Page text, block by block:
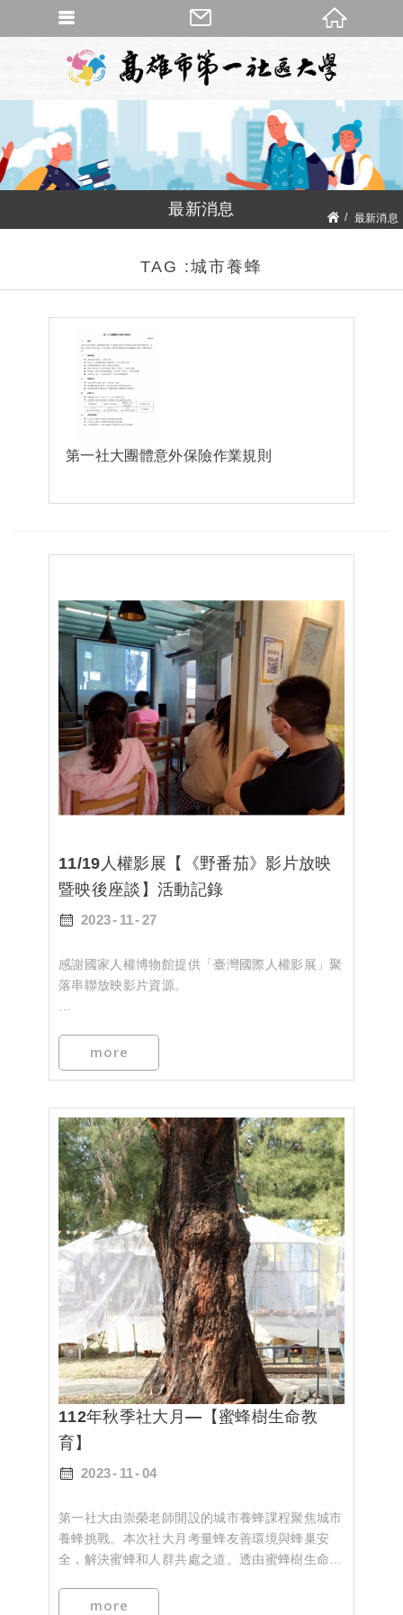
最新消息
最新消息
TAG :城市養蜂
27
11
2023
11/19人權影展【《野番茄》影片放映
暨映後座談】活動記錄
感謝國家人權博物館提供「臺灣國際人權影展」聚
落串聯放映影片資源。
長期設有二二八和台籍老兵主題書區，加上映後講
師—蔡宗宏—現任職於高雄市關懷台籍老兵文化協
題館」，此外，宗宏老師的另一個身份，是冊店
LOGO的設計暨篆刻師喔～
回到《野番茄》紀錄片，影片敘事方式很特別，只
看簡介以為是以爬梳歷史為主軸，然而，導演以當
年曾經參與二戰、和雙親在二二八事件中離世的孩
子，如今已七十多歲的長輩為拍攝對象，述說他們
孩堤時期如何思考自己的家庭、如何長大成人的記
憶，是被留下來的人的歷史。
全片沒有交織緊密的人物訪談與背景介紹，時間在
拍攝對象們一句一句口述之間經過。影片中穿插留
白的風景和環境音，讓觀者感受他們的環境。口述
時，沒有呈現說話者的名字，而將名單統一列在片
尾，添增影像敘事的真實感和詩意，不過，也比較
容易讓人感到沉悶。
電影館請導演拍攝「雄中自衛隊 」主題，但在開
會，推荐受訪對象，增加拍攝台籍日本兵和二二八
的人物故事，而宗宏講師也因為工作關係，曾經接
觸片中的受訪者，簡潔補充每位受訪對象的背景，
以及他們的現況。
more
04
11
2023
112年秋季社大月—【蜜蜂樹生命教
育】
第一社大由崇榮老師開設的城市養蜂課程聚焦城市
養蜂挑戰。本次社大月考量蜂友善環境與蜂巢安
全，解決蜜蜂和人群共處之道。透由蜜蜂樹生命樹
識。民眾透過導覽，了解蜜蜂行為，感受大自然的
more
第一社大團體意外保險作業規則